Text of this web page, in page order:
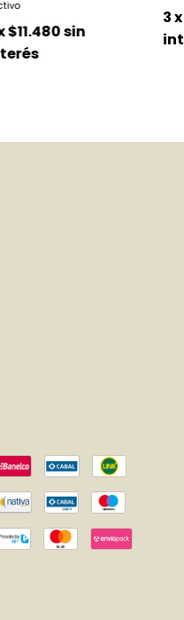
$11.480sin
3x